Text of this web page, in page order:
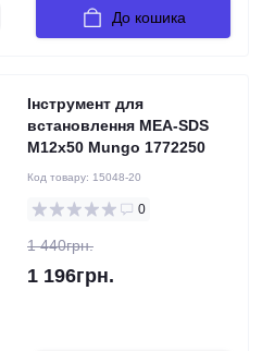
До кошика
Інструмент для
встановлення MEA-SDS
M12x50 Mungo 1772250
Код товару: 15048-20
0
1 440грн.
1 196грн.